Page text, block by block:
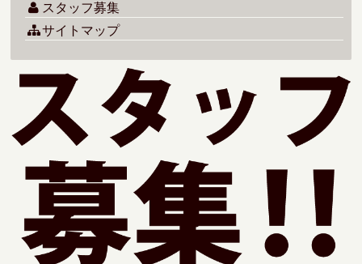
スタッフ募集
サイトマップ